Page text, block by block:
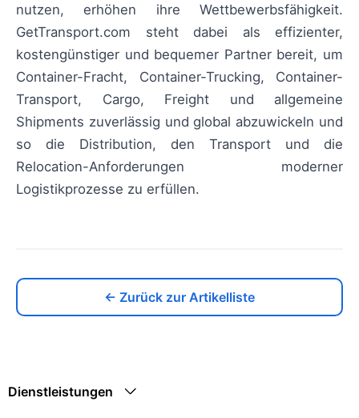
nutzen, erhöhen ihre Wettbewerbsfähigkeit.
GetTransport.com steht dabei als effizienter,
kostengünstiger und bequemer Partner bereit, um
Container-Fracht, Container-Trucking, Container-
Transport, Cargo, Freight und allgemeine
Shipments zuverlässig und global abzuwickeln und
so die Distribution, den Transport und die
Relocation-Anforderungen moderner
Logistikprozesse zu erfüllen.
← Zurück zur Artikelliste
Dienstleistungen